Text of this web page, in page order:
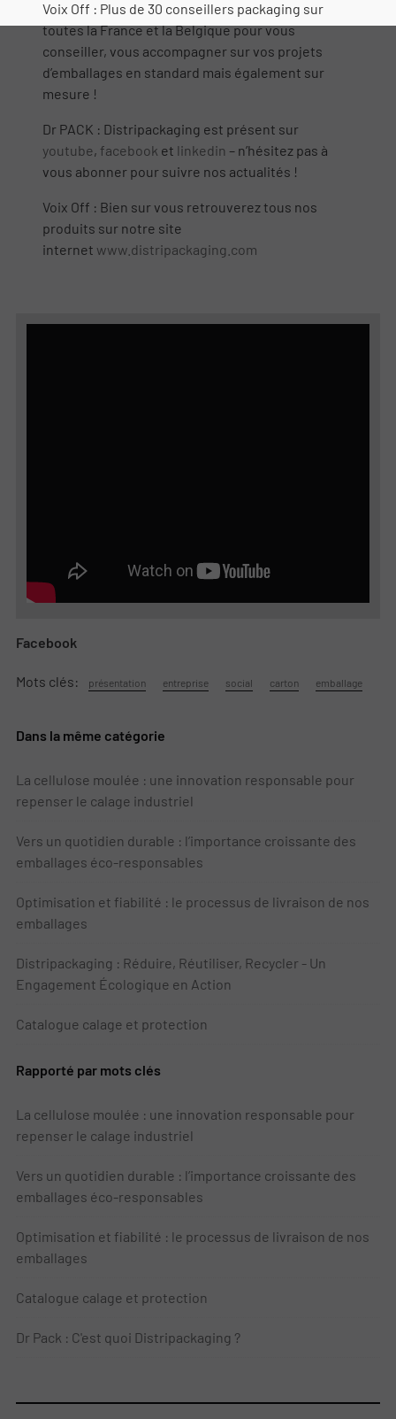
Voix Off : Plus de 30 conseillers packaging sur
toutes la France et la Belgique pour vous
conseiller, vous accompagner sur vos projets
d’emballages en standard mais également sur
mesure !
Dr PACK : Distripackaging est présent sur
youtube, facebook et linkedin – n’hésitez pas à
vous abonner pour suivre nos actualités !
Voix Off : Bien sur vous retrouverez tous nos
produits sur notre site
internet www.distripackaging.com
Facebook
Mots clés: présentation entreprise social carton emballage
Dans la même catégorie
La cellulose moulée : une innovation responsable pour
repenser le calage industriel
Vers un quotidien durable : l’importance croissante des
emballages éco-responsables
Optimisation et fiabilité : le processus de livraison de nos
emballages
Distripackaging : Réduire, Réutiliser, Recycler - Un
Engagement Écologique en Action
Catalogue calage et protection
Rapporté par mots clés
La cellulose moulée : une innovation responsable pour
repenser le calage industriel
Vers un quotidien durable : l’importance croissante des
emballages éco-responsables
Optimisation et fiabilité : le processus de livraison de nos
emballages
Catalogue calage et protection
Dr Pack : C'est quoi Distripackaging ?